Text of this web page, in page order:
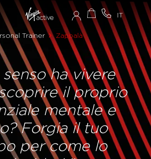
Trainer Zappalà
senso ha vivere
il proprio
mentale e
Forgia il tuo
per come lo